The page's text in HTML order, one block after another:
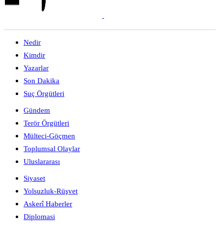
Nedir
Kimdir
Yazarlar
Son Dakika
Suç Örgütleri
Gündem
Terör Örgütleri
Mülteci-Göçmen
Toplumsal Olaylar
Uluslararası
Siyaset
Yolsuzluk-Rüşvet
Askerî Haberler
Diplomasi